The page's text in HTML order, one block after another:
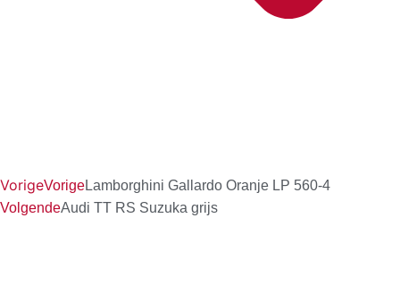
VorigeVorigeLamborghini Gallardo Oranje LP 560-4
VolgendeAudi TT RS Suzuka grijs